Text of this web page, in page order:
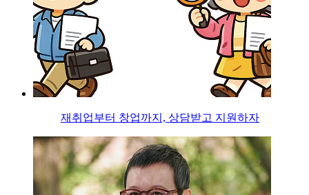
재취업부터 창업까지, 상담받고 지원하자